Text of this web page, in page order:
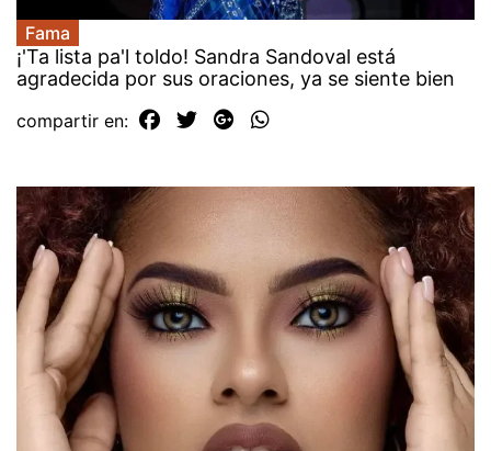
Fama
¡'Ta lista pa'l toldo! Sandra Sandoval está
agradecida por sus oraciones, ya se siente bien
compartir en: